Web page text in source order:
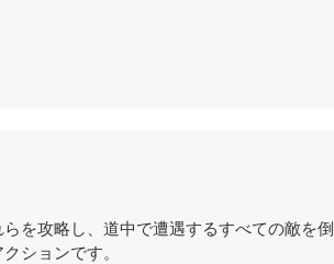
を攻略し、道中で遭遇するすべての敵を倒
ションです。